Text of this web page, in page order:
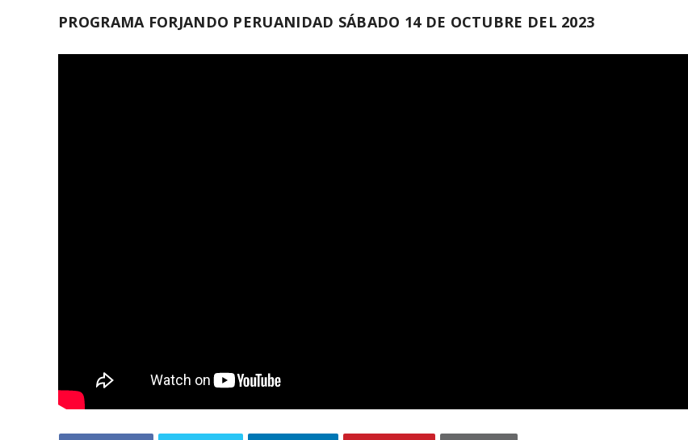
PROGRAMA FORJANDO PERUANIDAD SÁBADO 14 DE OCTUBRE DEL 2023